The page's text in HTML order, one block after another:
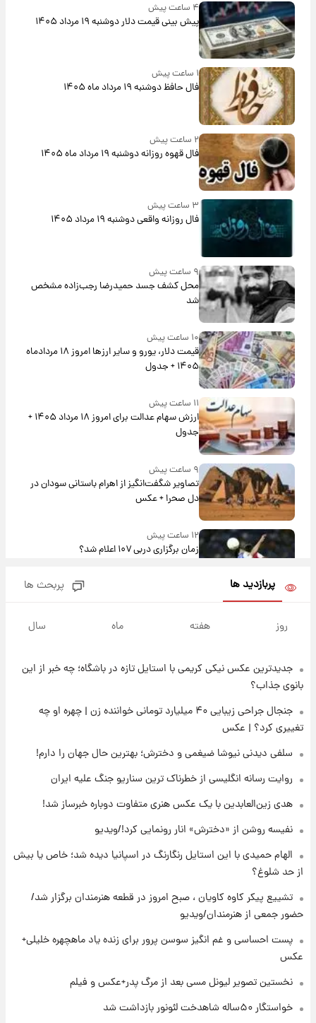
۴ ساعت پیش
پیش‌ بینی قیمت دلار دوشنبه ۱۹ مرداد ۱۴۰۵
۱ ساعت پیش
فال حافظ دوشنبه ۱۹ مرداد ماه ۱۴۰۵
۲ ساعت پیش
فال قهوه روزانه دوشنبه ۱۹ مرداد ماه ۱۴۰۵
فال روزانه واقعی دوشنبه ۱۹ مرداد ۱۴۰۵
۹ ساعت پیش
محل کشف جسد حمیدرضا رجب‌زاده مشخص
شد
۱۰ ساعت پیش
قیمت دلار، یورو و سایر ارزها امروز ۱۸ مردادماه
۱۴۰۵ + جدول
۱۱ ساعت پیش
ارزش سهام عدالت برای امروز ۱۸ مرداد ۱۴۰۵ +
جدول
۹ ساعت پیش
تصاویر شگفت‌انگیز از اهرام باستانی سودان در
دل صحرا + عکس
۱۲ ساعت پیش
زمان برگزاری دربی ۱۰۷ اعلام شد؟
جزئیات
۱۴ ساعت پیش
آتش‌سوزی در لوناپارک شیراز؛ آخرین وضعیت
خزندگان خطرناک پس از حادثه
۱۹ ساعت پیش
خواستگار ۵۰ساله شاهدخت لئونور بازداشت شد
پدر+عکس و فیلم
۲۰ ساعت پیش
استوری مرموز محمدحسین میثاقی با موی
پربازدید ها پربحث ها
روز هفته ماه سال
جدیدترین عکس نیکی کریمی با استایل تازه در باشگاه؛ چه خبر از این
بانوی جذاب؟
جنجال جراحی زیبایی ۴۰ میلیارد تومانی خواننده زن | چهره او چه
تغییری کرد؟ | عکس
سلفی دیدنی نیوشا ضیغمی و دخترش؛ بهترین حال جهان را دارم!
روایت رسانه انگلیسی از خطرناک ترین سناریو جنگ علیه ایران
هدی زین‌العابدین با یک عکس هنری متفاوت دوباره خبرساز شد!
نفیسه روشن از «دخترش» انار رونمایی کرد!/ویدیو
الهام حمیدی با این استایل رنگارنگ در اسپانیا دیده شد؛ خاص یا بیش
از حد شلوغ؟
تشییع پیکر کاوه کاویان ، صبح امروز در قطعه هنرمندان برگزار شد/
حضور جمعی از هنرمندان/ویدیو
پست احساسی و غم انگیز سوسن پرور برای زنده یاد ماهچهره خلیلی+
عکس
نخستین تصویر لیونل مسی بعد از مرگ پدر+عکس و فیلم
خواستگار ۵۰ساله شاهدخت لئونور بازداشت شد